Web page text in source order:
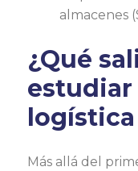
almacenes
¿Qué
logística
Más allá del